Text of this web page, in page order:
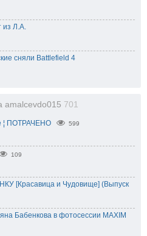
из Л.А.
сняли Battlefield 4
amalcevdo015 701
¦ ПОТРАЧЕНО 599
109
[Красавица и Чудовище] (Выпуск
Бабенкова в фотосессии MAXIM